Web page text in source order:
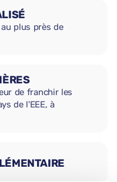
plus près de
de franchir les
de l'EEE, à